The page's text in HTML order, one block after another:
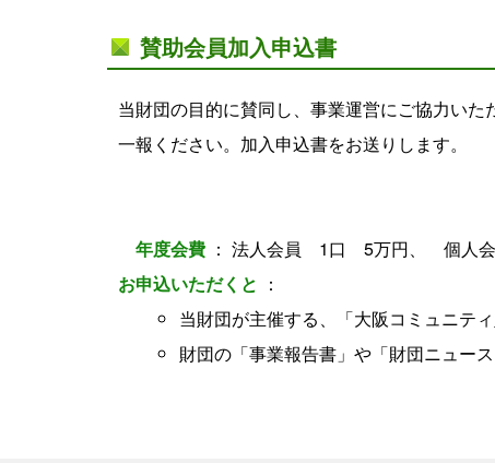
賛助会員加入申込書
当財団の目的に賛同し、事業運営にご協力い
一報ください。加入申込書をお送りします。
年度会費 ： 法人会員 1口 5万円、 個人
お申込いただくと ：
当財団が主催する、「大阪コミュニテ
財団の「事業報告書」や「財団ニュース